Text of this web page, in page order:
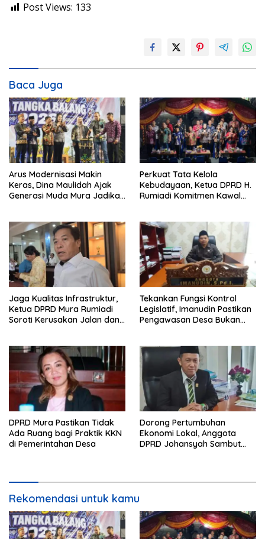
Post Views: 133
Baca Juga
Arus Modernisasi Makin
Keras, Dina Maulidah Ajak
Generasi Muda Mura Jadikan
Perkuat Tata Kelola
Kebudayaan, Ketua DPRD H.
Rumiadi Komitmen Kawal
Jaga Kualitas Infrastruktur,
Ketua DPRD Mura Rumiadi
Soroti Kerusakan Jalan dan
Tekankan Fungsi Kontrol
Legislatif, Imanudin Pastikan
Pengawasan Desa Bukan
DPRD Mura Pastikan Tidak
Ada Ruang bagi Praktik KKN
di Pemerintahan Desa
Dorong Pertumbuhan
Ekonomi Lokal, Anggota
DPRD Johansyah Sambut
Rekomendasi untuk kamu